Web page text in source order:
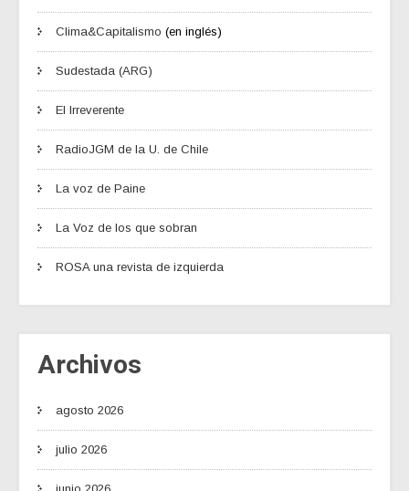
Clima&Capitalismo (en inglés)
Sudestada (ARG)
El Irreverente
RadioJGM de la U. de Chile
La voz de Paine
La Voz de los que sobran
ROSA una revista de izquierda
Archivos
agosto 2026
julio 2026